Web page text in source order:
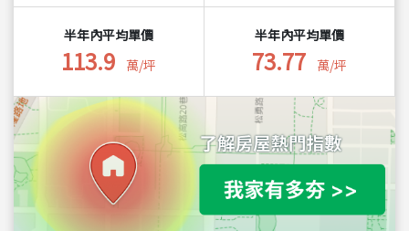
半年內平均單價
113.9 萬/坪
半年內平均單價
73.77 萬/坪